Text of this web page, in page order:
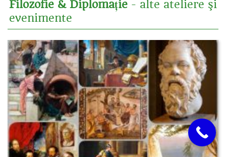
Filozofie & Diplomație - alte ateliere şi
evenimente